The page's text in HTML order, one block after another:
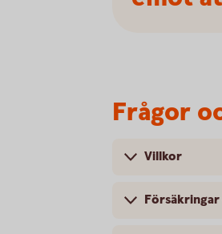
Frågor
Villkor